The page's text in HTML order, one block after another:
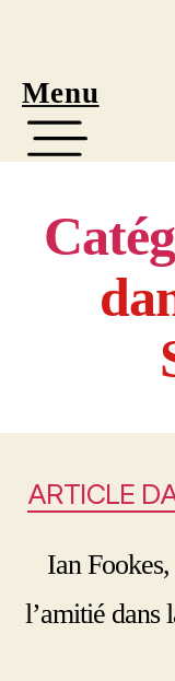
Menu
ARTICLE
Ian
l’amitié dans